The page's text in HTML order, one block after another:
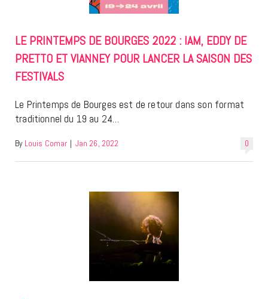
LE PRINTEMPS DE BOURGES 2022 : IAM, EDDY DE
PRETTO ET VIANNEY POUR LANCER LA SAISON DES
FESTIVALS
Le Printemps de Bourges est de retour dans son format
traditionnel du 19 au 24…
0
By Louis Comar | Jan 26, 2022